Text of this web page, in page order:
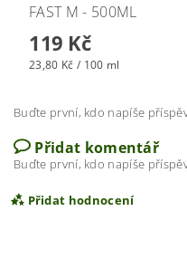
FAST M - 500ML
119 Kč
23,80 Kč / 100 ml
Buďte první, kdo napíše
Přidat komentář
Buďte první, kdo napíše
Přidat hodnocení